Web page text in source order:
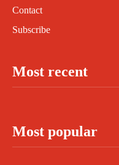
Contact
Subscribe
Most recent
Most popular